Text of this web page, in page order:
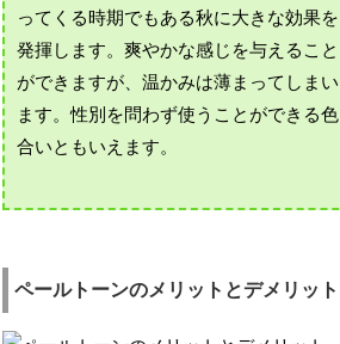
ってくる時期でもある秋に大きな効果を
発揮します。爽やかな感じを与えること
ができますが、温かみは薄まってしまい
ます。性別を問わず使うことができる色
合いともいえます。
ペールトーンのメリットとデメリット